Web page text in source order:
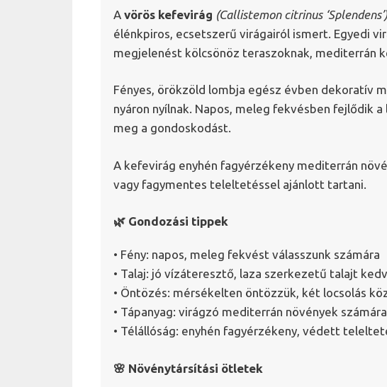
A vörös kefevirág (Callistemon citrinus ‘Splendens’)
élénkpiros, ecsetszerű virágairól ismert. Egyedi
megjelenést kölcsönöz teraszoknak, mediterrán
Fényes, örökzöld lombja egész évben dekoratív
nyáron nyílnak. Napos, meleg fekvésben fejlődik
meg a gondoskodást.
A kefevirág enyhén fagyérzékeny mediterrán
vagy fagymentes teleltetéssel ajánlott tartani.
🌿 Gondozási tippek
• Fény: napos, meleg fekvést válasszunk számára
• Talaj: jó vízáteresztő, laza szerkezetű talajt
• Öntözés: mérsékelten öntözzük, két locsolás
• Tápanyag: virágzó mediterrán növények
• Télállóság: enyhén fagyérzékeny, védett
🌸 Növénytársítási ötletek